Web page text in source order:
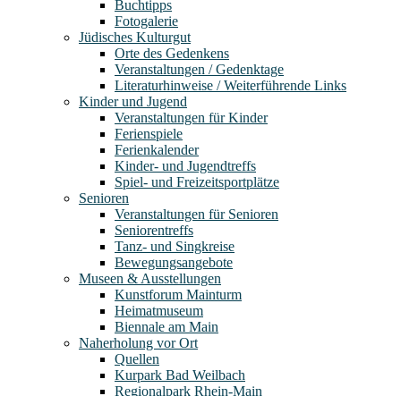
Buchtipps
Fotogalerie
Jüdisches Kulturgut
Orte des Gedenkens
Veranstaltungen / Gedenktage
Literaturhinweise / Weiterführende Links
Kinder und Jugend
Veranstaltungen für Kinder
Ferienspiele
Ferienkalender
Kinder- und Jugendtreffs
Spiel- und Freizeitsportplätze
Senioren
Veranstaltungen für Senioren
Seniorentreffs
Tanz- und Singkreise
Bewegungsangebote
Museen & Ausstellungen
Kunstforum Mainturm
Heimatmuseum
Biennale am Main
Naherholung vor Ort
Quellen
Kurpark Bad Weilbach
Regionalpark Rhein-Main